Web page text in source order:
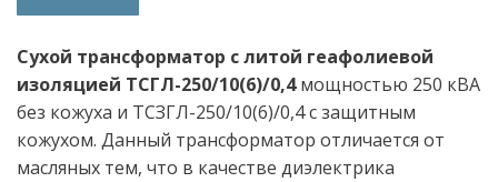
Сухой трансформатор с литой геафолиевой
изоляцией ТСГЛ-250/10(6)/0,4 мощностью 250 кВА
без кожуха и ТСЗГЛ-250/10(6)/0,4 с защитным
кожухом. Данный трансформатор отличается от
масляных тем, что в качестве диэлектрика